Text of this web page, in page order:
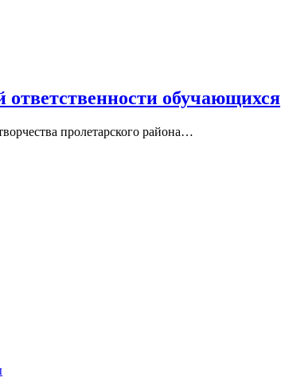
обучающихся
пролетарского района…